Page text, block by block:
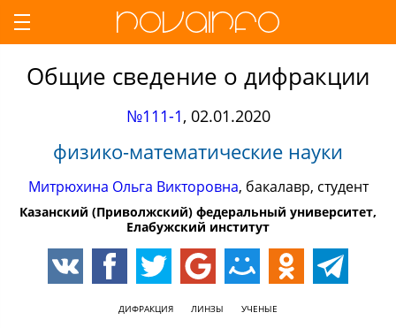
Общие сведение о дифракции
№111-1, 02.01.2020
физико-математические науки
Митрюхина Ольга Викторовна, бакалавр, студент
Казанский (Приволжский) федеральный университет,
Елабужский институт
ДИФРАКЦИЯ ЛИНЗЫ УЧЕНЫЕ